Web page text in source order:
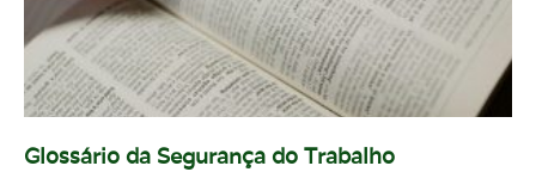
Glossário da Segurança do Trabalho